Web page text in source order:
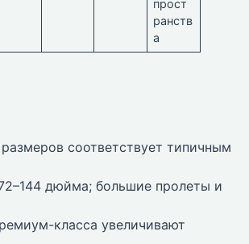
прост
ранств
а
соответствует типичным
дюйма; большие пролеты и
класса увеличивают